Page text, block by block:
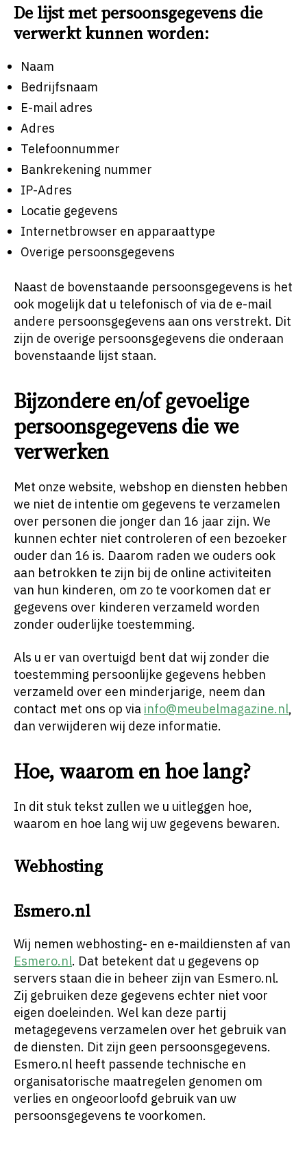
De lijst met persoonsgegevens die
verwerkt kunnen worden:
Naam
Bedrijfsnaam
E-mail adres
Adres
Telefoonnummer
Bankrekening nummer
IP-Adres
Locatie gegevens
Internetbrowser en apparaattype
Overige persoonsgegevens
Naast de bovenstaande persoonsgegevens is het
ook mogelijk dat u telefonisch of via de e-mail
andere persoonsgegevens aan ons verstrekt. Dit
zijn de overige persoonsgegevens die onderaan
bovenstaande lijst staan.
Bijzondere en/of gevoelige
persoonsgegevens die we
verwerken
Met onze website, webshop en diensten hebben
we niet de intentie om gegevens te verzamelen
over personen die jonger dan 16 jaar zijn. We
kunnen echter niet controleren of een bezoeker
ouder dan 16 is. Daarom raden we ouders ook
aan betrokken te zijn bij de online activiteiten
van hun kinderen, om zo te voorkomen dat er
gegevens over kinderen verzameld worden
zonder ouderlijke toestemming.
Als u er van overtuigd bent dat wij zonder die
toestemming persoonlijke gegevens hebben
verzameld over een minderjarige, neem dan
contact met ons op via info@meubelmagazine.nl,
dan verwijderen wij deze informatie.
Hoe, waarom en hoe lang?
In dit stuk tekst zullen we u uitleggen hoe,
waarom en hoe lang wij uw gegevens bewaren.
Webhosting
Esmero.nl
Wij nemen webhosting- en e-maildiensten af van
Esmero.nl. Dat betekent dat u gegevens op
servers staan die in beheer zijn van Esmero.nl.
Zij gebruiken deze gegevens echter niet voor
eigen doeleinden. Wel kan deze partij
metagegevens verzamelen over het gebruik van
de diensten. Dit zijn geen persoonsgegevens.
Esmero.nl heeft passende technische en
organisatorische maatregelen genomen om
verlies en ongeoorloofd gebruik van uw
persoonsgegevens te voorkomen.